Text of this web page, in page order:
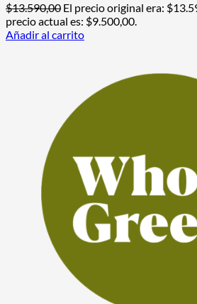
$13.590,00 El precio original era:
precio actual es: $9.500,00.
Añadir al carrito